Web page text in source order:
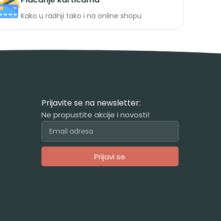
Kako u radnji tako i na online shopu
Prijavite se na newsletter:
Ne propustite akcije i novosti!
Prijavi se